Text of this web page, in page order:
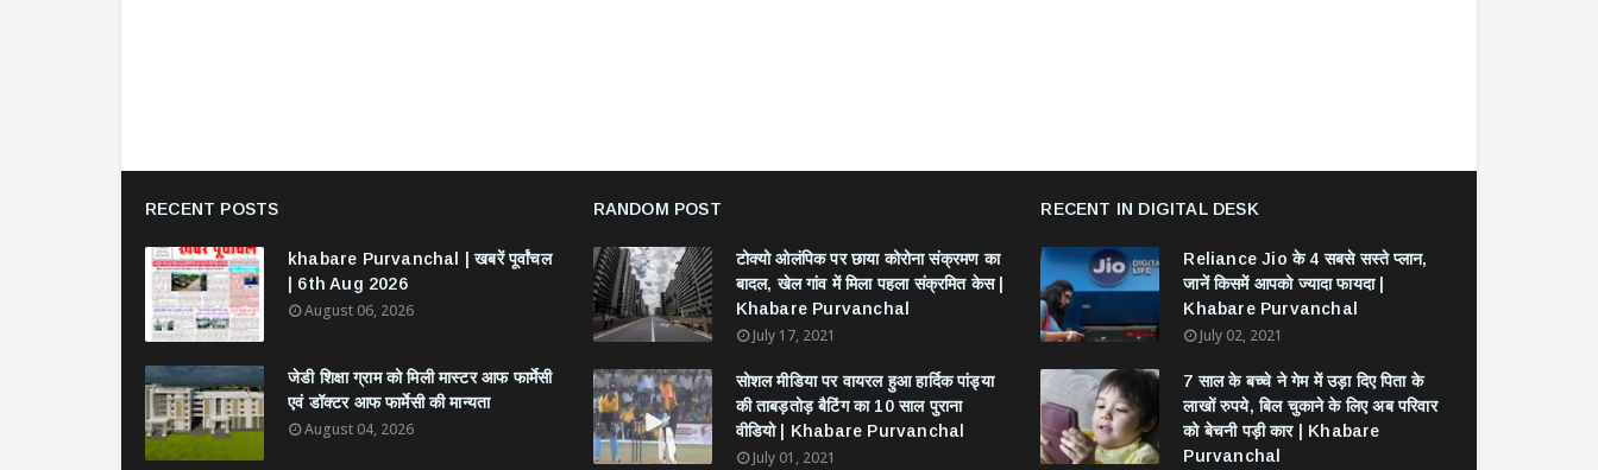
RECENT POSTS
khabare Purvanchal | खबरें पूर्वांचल
| 6th Aug 2026
August 06, 2026
जेडी शिक्षा ग्राम को मिली मास्टर आफ फार्मेसी
एवं डॉक्टर आफ फार्मेसी की मान्यता
August 04, 2026
RANDOM POST
टोक्यो ओलंपिक पर छाया कोरोना संक्रमण का
बादल, खेल गांव में मिला पहला संक्रमित केस |
Khabare Purvanchal
July 17, 2021
सोशल मीडिया पर वायरल हुआ हार्दिक पांड्या
की ताबड़तोड़ बैटिंग का 10 साल पुराना
वीडियो | Khabare Purvanchal
July 01, 2021
RECENT IN DIGITAL DESK
Reliance Jio के 4 सबसे सस्ते प्लान,
जानें किसमें आपको ज्यादा फायदा |
Khabare Purvanchal
July 02, 2021
7 साल के बच्चे ने गेम में उड़ा दिए पिता के
लाखों रुपये, बिल चुकाने के लिए अब परिवार
को बेचनी पड़ी कार | Khabare
Purvanchal